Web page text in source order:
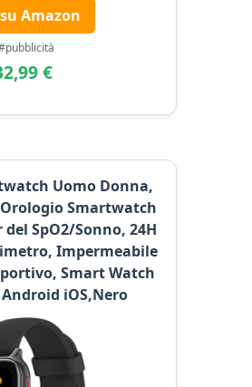
Amazon
€
Uomo Donna,
Smartwatch
SpO2/Sonno, 24H
Impermeabile
Smart Watch
iOS,Nero